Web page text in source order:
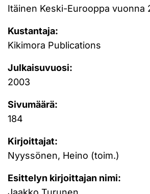
Itäinen Keski-Eurooppa vuonna
Kustantaja:
Kikimora Publications
Julkaisuvuosi:
2003
Sivumäärä:
184
Kirjoittajat:
Nyyssönen, Heino (toim.)
Esittelyn kirjoittajan nimi: